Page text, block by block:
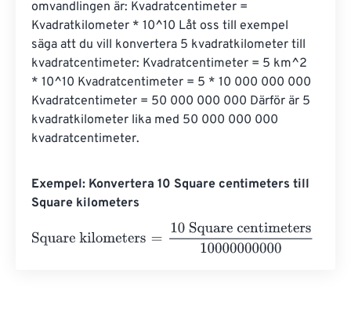
omvandlingen är: Kvadratcentimeter =
Kvadratkilometer * 10^10 Låt oss till exempel
säga att du vill konvertera 5 kvadratkilometer till
kvadratcentimeter: Kvadratcentimeter = 5 km^2
* 10^10 Kvadratcentimeter = 5 * 10 000 000 000
Kvadratcentimeter = 50 000 000 000 Därför är 5
kvadratkilometer lika med 50 000 000 000
kvadratcentimeter.
Exempel: Konvertera 10 Square centimeters till
Square kilometers
Square kilometers
10 Square centimeters